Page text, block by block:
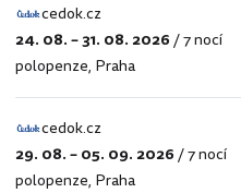
cedok.cz
cedok.cz
24. 08. – 31. 08. 2026/7 nocí
polopenze, Praha
cedok.cz
cedok.cz
29. 08. – 05. 09. 2026/7 nocí
polopenze, Praha